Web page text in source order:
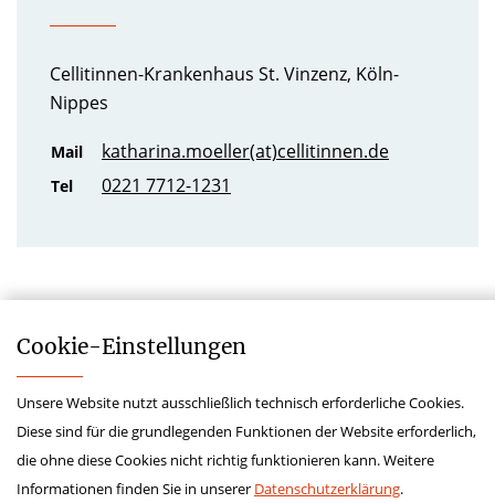
Cellitinnen-Krankenhaus St. Vinzenz, Köln-
Nippes
Mail katharina.moeller(at)cellitinnen.de
Tel 0221 7712-1231
Impressum
Datenschutz
Kontakt
Cookie-­Einstellungen
Unsere Website nutzt ausschließlich technisch erforderliche Cookies.
Diese sind für die grundlegenden Funktionen der Website erforderlich,
die ohne diese Cookies nicht richtig funktionieren kann. Weitere
Informationen finden Sie in unserer Datenschutzerklärung.